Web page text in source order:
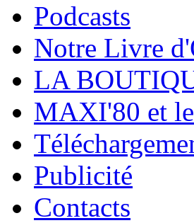
Podcasts
Notre Livre
LA
MAXI'80 et
Publicité
Contacts